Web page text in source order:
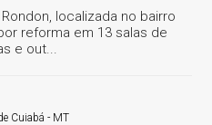
localizada no bairro
reforma em 13 salas de
e out...
Cuiabá - MT